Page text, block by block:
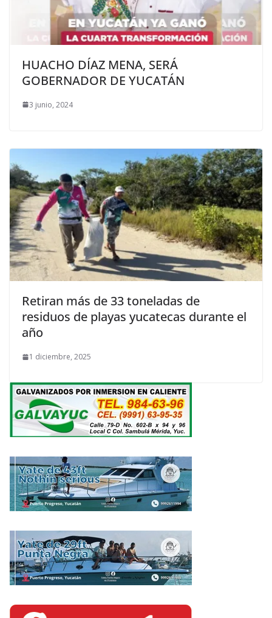
HUACHO DÍAZ MENA, SERÁ
GOBERNADOR DE YUCATÁN
3 junio, 2024
Retiran más de 33 toneladas de
residuos de playas yucatecas durante el
año
1 diciembre, 2025